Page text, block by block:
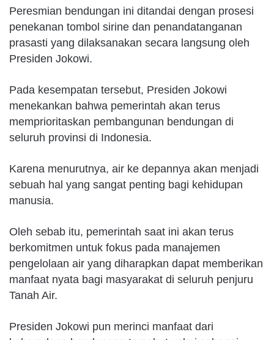
Peresmian bendungan ini ditandai dengan prosesi
penekanan tombol sirine dan penandatanganan
prasasti yang dilaksanakan secara langsung oleh
Presiden Jokowi.
Pada kesempatan tersebut, Presiden Jokowi
menekankan bahwa pemerintah akan terus
memprioritaskan pembangunan bendungan di
seluruh provinsi di Indonesia.
Karena menurutnya, air ke depannya akan menjadi
sebuah hal yang sangat penting bagi kehidupan
manusia.
Oleh sebab itu, pemerintah saat ini akan terus
berkomitmen untuk fokus pada manajemen
pengelolaan air yang diharapkan dapat memberikan
manfaat nyata bagi masyarakat di seluruh penjuru
Tanah Air.
Presiden Jokowi pun merinci manfaat dari